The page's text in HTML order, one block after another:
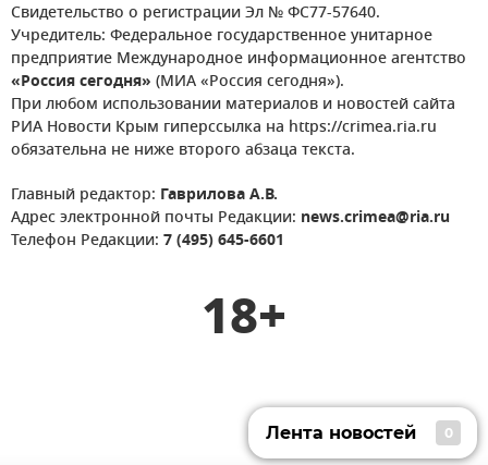
Свидетельство о регистрации Эл № ФС77-57640.
Учредитель: Федеральное государственное унитарное
предприятие Международное информационное агентство
«Россия сегодня» (МИА «Россия сегодня»).
При любом использовании материалов и новостей сайта
РИА Новости Крым гиперссылка на https://crimea.ria.ru
обязательна не ниже второго абзаца текста.
Главный редактор: Гаврилова А.В.
Адрес электронной почты Редакции: news.crimea@ria.ru
Телефон Редакции: 7 (495) 645-6601
18+
Лента новостей 0